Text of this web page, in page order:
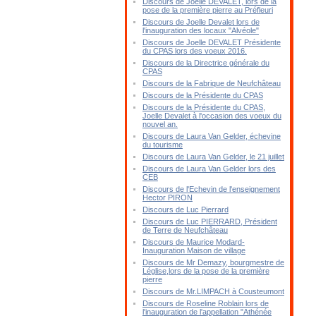
pose de la première pierre au Préfleuri
Discours de Joelle Devalet lors de
l'inauguration des locaux "Alvéole"
Discours de Joelle DEVALET Présidente
du CPAS lors des voeux 2016.
Discours de la Directrice générale du
CPAS
Discours de la Fabrique de Neufchâteau
Discours de la Présidente du CPAS
Discours de la Présidente du CPAS,
Joelle Devalet à l'occasion des voeux du
nouvel an.
Discours de Laura Van Gelder, échevine
du tourisme
Discours de Laura Van Gelder, le 21 juillet
Discours de Laura Van Gelder lors des
CEB
Discours de l'Echevin de l'enseignement
Hector PIRON
Discours de Luc Pierrard
Discours de Luc PIERRARD, Président
de Terre de Neufchâteau
Discours de Maurice Modard-
Inauguration Maison de village
Discours de Mr Demazy, bourgmestre de
Léglise,lors de la pose de la première
pierre
Discours de Mr.LIMPACH à Cousteumont
Discours de Roseline Roblain lors de
l'inauguration de l'appellation "Athénée